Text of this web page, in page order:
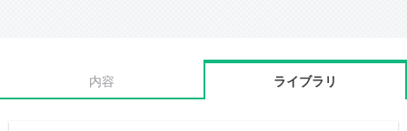
内容 ライブラリ